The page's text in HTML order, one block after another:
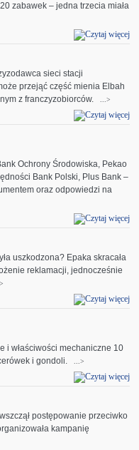
zabawek – jedna trzecia miała
sieci stacji
przejąć część mienia Elbah
z franczyzobiorców.
...>
Ochrony Środowiska, Pekao
Bank Polski, Plus Bank –
oraz odpowiedzi na
uszkodzona? Epaka skracała
reklamacji, jednocześnie
i właściwości mechaniczne 10
i gondoli.
...>
postępowanie przeciwko
kampanię